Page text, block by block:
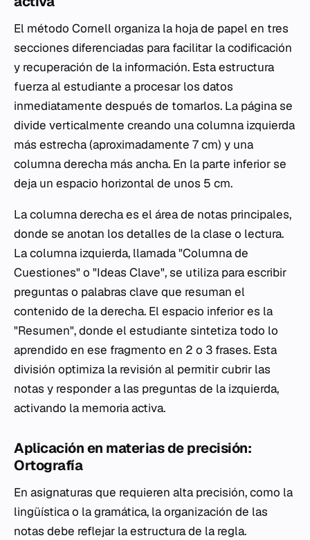
El método Cornell organiza la hoja de papel en tres
secciones diferenciadas para facilitar la codificación
y recuperación de la información. Esta estructura
fuerza al estudiante a procesar los datos
inmediatamente después de tomarlos. La página se
divide verticalmente creando una columna izquierda
más estrecha (aproximadamente 7 cm) y una
columna derecha más ancha. En la parte inferior se
deja un espacio horizontal de unos 5 cm.
La columna derecha es el área de notas principales,
donde se anotan los detalles de la clase o lectura.
La columna izquierda, llamada "Columna de
Cuestiones" o "Ideas Clave", se utiliza para escribir
preguntas o palabras clave que resuman el
contenido de la derecha. El espacio inferior es la
"Resumen", donde el estudiante sintetiza todo lo
aprendido en ese fragmento en 2 o 3 frases. Esta
división optimiza la revisión al permitir cubrir las
notas y responder a las preguntas de la izquierda,
activando la memoria activa.
Aplicación en materias de precisión:
Ortografía
En asignaturas que requieren alta precisión, como la
lingüística o la gramática, la organización de las
notas debe reflejar la estructura de la regla.